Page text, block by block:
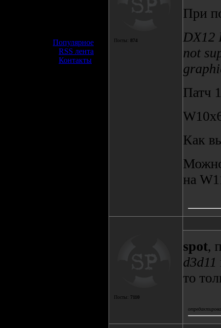
Популярное
RSS лента
Контакты
Посты: 874
При
DX12
not
Патч
Как
на
Посты: 7110
spot,
d3d11
то